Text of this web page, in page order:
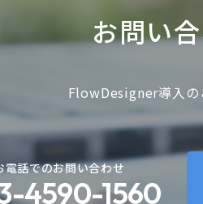
お問い
FlowDesigner導入の
電話でのお問い合わせ
4590-1560